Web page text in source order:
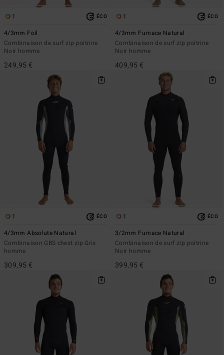
1 ÉCO
4/3mm Foil
Combinaison de surf zip poitrine
Noir homme
249,95 €
1 ÉCO
4/3mm Furnace Natural
Combinaison de surf zip poitrine
Noir homme
409,95 €
1 ÉCO
4/3mm Absolute Natural
Combinaison GBS chest zip Gris
homme
309,95 €
1 ÉCO
3/2mm Furnace Natural
Combinaison de surf zip poitrine
Noir homme
399,95 €